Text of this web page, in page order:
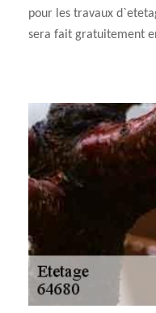
pour les travaux
sera fait gratuitement